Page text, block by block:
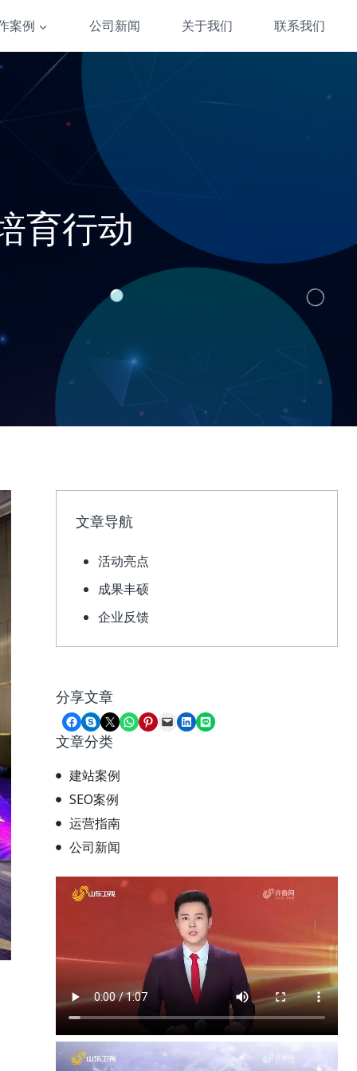
案例 公司新闻 关于我们 联系我们
育行动
文章导航
活动亮点
成果丰硕
企业反馈
分享文章
Share on Facebook
Share on Skype
Share on X Share on WhatsApp
Share on Pinterest
Email this PageShare on LinkedIn
Share on LINE
文章分类
建站案例
SEO案例
运营指南
公司新闻